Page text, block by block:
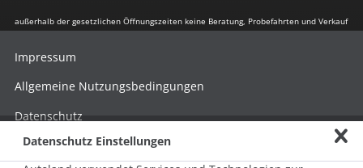
außerhalb der gesetzlichen Öffnungszeiten keine Beratung, Probefahrten und Verkauf
Impressum
Allgemeine Nutzungsbedingungen
Datenschutz
Hinweisgebersystem nach HinSchG
Datenschutz Einstellungen